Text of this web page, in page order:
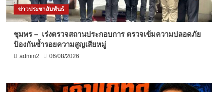
ข่าวประชาสัมพันธ์
ชุมพร – เร่งตรวจสถานประกอบการ ตรวจเข้มความปลอดภัย
ป้องกันซ้ำรอยความสูญเสียหมู่
admin2 06/08/2026